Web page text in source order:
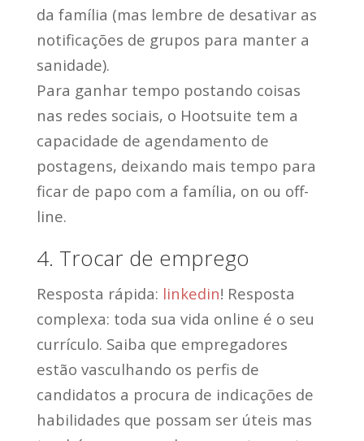
da família (mas lembre de desativar as
notificações de grupos para manter a
sanidade).
Para ganhar tempo postando coisas
nas redes sociais, o Hootsuite tem a
capacidade de agendamento de
postagens, deixando mais tempo para
ficar de papo com a família, on ou off-
line.
4. Trocar de emprego
Resposta rápida: linkedin! Resposta
complexa: toda sua vida online é o seu
currículo. Saiba que empregadores
estão vasculhando os perfis de
candidatos a procura de indicações de
habilidades que possam ser úteis mas